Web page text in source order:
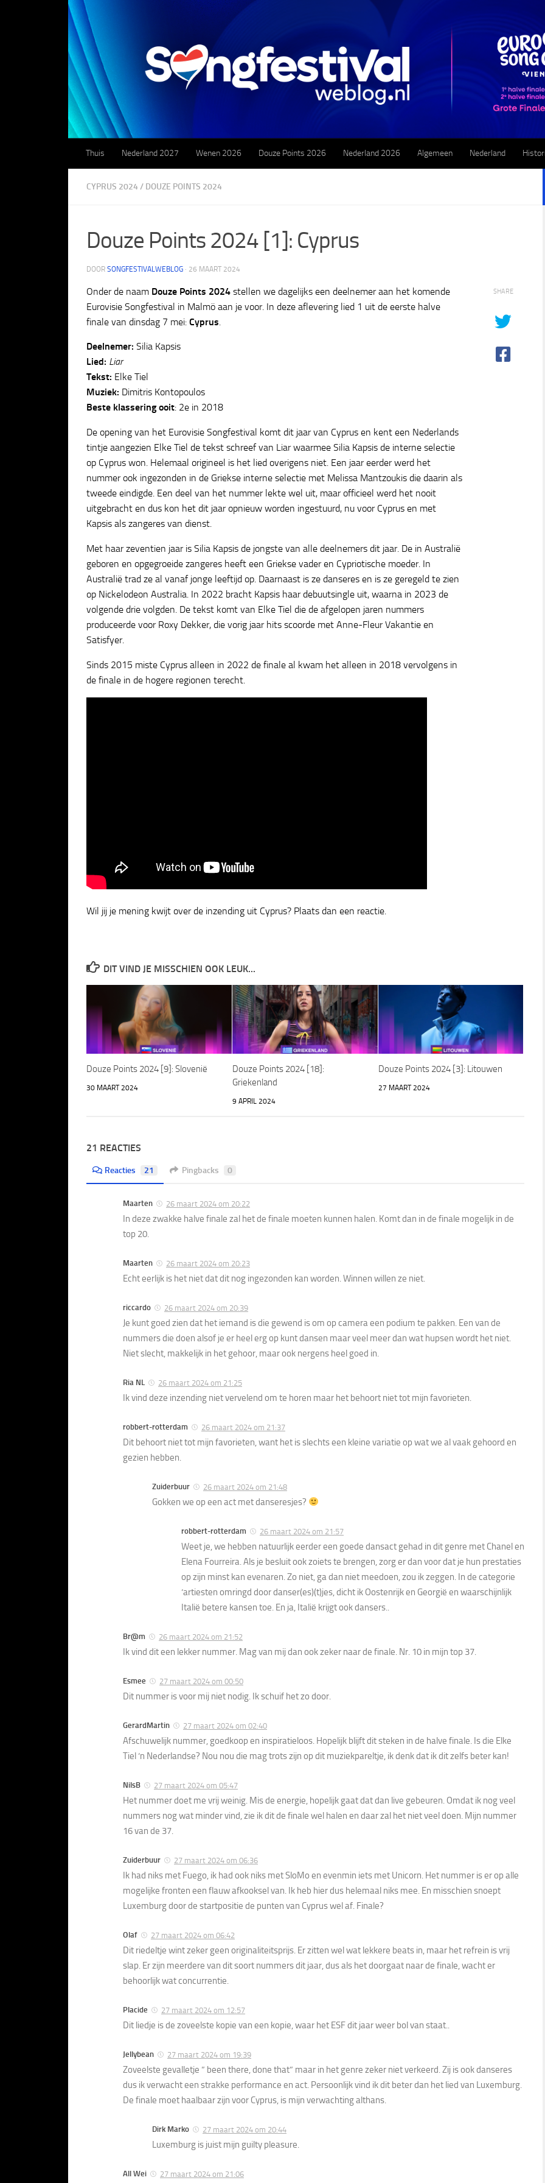
Doorgaan naar inhoud
Thuis Nederland 2027 Wenen 2026 Douze Points 2026 Nederland 2026 Algemeen Nederland
CYPRUS 2024/ DOUZE POINTS 2024
Douze Points 2024 [1]: Cyprus
DOOR SONGFESTIVALWEBLOG · 26 MAART 2024
Onder de naam Douze Points 2024 stellen we dagelijks een deelnemer aan het komende
Eurovisie Songfestival in Malmö aan je voor. In deze aflevering lied 1 uit de eerste halve
finale van dinsdag 7 mei: Cyprus
Deelnemer: Silia Kapsis
Lied: Liar
Tekst: Elke Tiel
Muziek: Dimitris Kontopoulos
Beste klassering ooit: 2e in 2018
De opening van het Eurovisie Songfestival komt dit jaar van Cyprus en kent een Nederlands
tintje aangezien Elke Tiel de tekst schreef van Liar waarmee Silia Kapsis de interne selectie
op Cyprus won. Helemaal origineel is het lied overigens niet. Een jaar eerder werd het
nummer ook ingezonden in de Griekse interne selectie met Melissa Mantzoukis die daarin als
tweede eindigde. Een deel van het nummer lekte wel uit, maar officieel werd het nooit
uitgebracht en dus kon het dit jaar opnieuw worden ingestuurd, nu voor Cyprus en met
Kapsis als zangeres van dienst.
Met haar zeventien jaar is Silia Kapsis de jongste van alle deelnemers dit jaar. De in Australië
geboren en opgegroeide zangeres heeft een Griekse vader en Cypriotische moeder. In
Australië trad ze al vanaf jonge leeftijd op. Daarnaast is ze danseres en is ze geregeld te zien
op Nickelodeon Australia. In 2022 bracht Kapsis haar debuutsingle uit, waarna in 2023 de
volgende drie volgden. De tekst komt van Elke Tiel die de afgelopen jaren nummers
produceerde voor Roxy Dekker, die vorig jaar hits scoorde met Anne-Fleur Vakantie en
Satisfyer.
Sinds 2015 miste Cyprus alleen in 2022 de finale al kwam het alleen in 2018 vervolgens in
de finale in de hogere regionen terecht.
Wil jij je mening kwijt over de inzending uit Cyprus? Plaats dan een reactie.
SHARE
DIT VIND JE MISSCHIEN OOK LEUK...
Douze Points 2024 [9]: Slovenië
30 MAART 2024
Douze Points 2024 [18]:
Griekenland
9 APRIL 2024
Douze Points 2024 [3]: Litouwen
27 MAART 2024
21 REACTIES
Reacties 21 Pingbacks 0
Maarten 26 maart 2024 om 20:22
In deze zwakke halve finale zal het de finale moeten kunnen halen. Komt dan in de finale mogelijk in de
top 20.
Maarten 26 maart 2024 om 20:23
Echt eerlijk is het niet dat dit nog ingezonden kan worden. Winnen willen ze niet.
riccardo 26 maart 2024 om 20:39
Je kunt goed zien dat het iemand is die gewend is om op camera een podium te pakken. Een van de
nummers die doen alsof je er heel erg op kunt dansen maar veel meer dan wat hupsen wordt het niet.
Niet slecht, makkelijk in het gehoor, maar ook nergens heel goed in.
Ria NL 26 maart 2024 om 21:25
Ik vind deze inzending niet vervelend om te horen maar het behoort niet tot mijn favorieten.
robbert-rotterdam 26 maart 2024 om 21:37
Dit behoort niet tot mijn favorieten, want het is slechts een kleine variatie op wat we al vaak gehoord en
gezien hebben.
Zuiderbuur 26 maart 2024 om 21:48
Gokken we op een act met danseresjes?
robbert-rotterdam 26 maart 2024 om 21:57
Weet je, we hebben natuurlijk eerder een goede dansact gehad in dit genre met Chanel en
Elena Fourreira. Als je besluit ook zoiets te brengen, zorg er dan voor dat je hun prestaties
op zijn minst kan evenaren. Zo niet, ga dan niet meedoen, zou ik zeggen. In de categorie
‘artiesten omringd door danser(es)(t)jes, dicht ik Oostenrijk en Georgië en waarschijnlijk
Italië betere kansen toe. En ja, Italië krijgt ook dansers..
Br@m 26 maart 2024 om 21:52
Ik vind dit een lekker nummer. Mag van mij dan ook zeker naar de finale. Nr. 10 in mijn top 37.
Esmee 27 maart 2024 om 00:50
Dit nummer is voor mij niet nodig. Ik schuif het zo door.
GerardMartin 27 maart 2024 om 02:40
Afschuwelijk nummer, goedkoop en inspiratieloos. Hopelijk blijft dit steken in de halve finale. Is die Elke
Tiel ‘n Nederlandse? Nou nou die mag trots zijn op dit muziekpareltje, ik denk dat ik dit zelfs beter kan!
NilsB 27 maart 2024 om 05:47
Het nummer doet me vrij weinig. Mis de energie, hopelijk gaat dat dan live gebeuren. Omdat ik nog veel
nummers nog wat minder vind, zie ik dit de finale wel halen en daar zal het niet veel doen. Mijn nummer
16 van de 37.
Zuiderbuur 27 maart 2024 om 06:36
Ik had niks met Fuego, ik had ook niks met SloMo en evenmin iets met Unicorn. Het nummer is er op alle
mogelijke fronten een flauw afkooksel van. Ik heb hier dus helemaal niks mee. En misschien snoept
Luxemburg door de startpositie de punten van Cyprus wel af. Finale?
Olaf 27 maart 2024 om 06:42
Dit riedeltje wint zeker geen originaliteitsprijs. Er zitten wel wat lekkere beats in, maar het refrein is vrij
slap. Er zijn meerdere van dit soort nummers dit jaar, dus als het doorgaat naar de finale, wacht er
behoorlijk wat concurrentie.
Placide 27 maart 2024 om 12:57
Dit liedje is de zoveelste kopie van een kopie, waar het ESF dit jaar weer bol van staat..
Jellybean 27 maart 2024 om 19:39
Zoveelste gevalletje ” been there, done that” maar in het genre zeker niet verkeerd. Zij is ook danseres
dus ik verwacht een strakke performance en act. Persoonlijk vind ik dit beter dan het lied van Luxemburg.
De finale moet haalbaar zijn voor Cyprus, is mijn verwachting althans.
Dirk Marko 27 maart 2024 om 20:44
Luxemburg is juist mijn guilty pleasure.
All Wei 27 maart 2024 om 21:06